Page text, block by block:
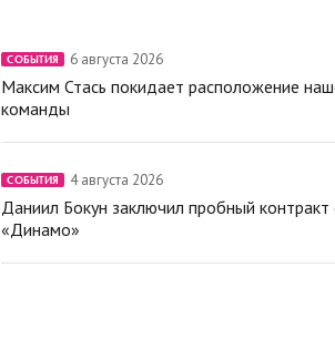
СОБЫТИЯ 6 августа 2026
Максим Стась покидает расположение
команды
СОБЫТИЯ 4 августа 2026
Даниил Бокун заключил пробный контракт
«Динамо»